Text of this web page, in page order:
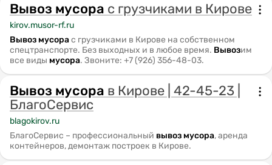
Вывоз мусора с грузчиками в Кирове
kirov.musor-rf.ru
Вывоз мусорас грузчиками в Кирове на собственном
спецтранспорте. Без выходных и в любое время. Вывозим
все виды мусора. Звоните: +7 (926) 356-48-03.
Вывоз мусора в Кирове | 42-45-23 |
БлагоСервис
blagokirov.ru
БлагоСервис – профессиональный вывоз мусора, аренда
контейнеров, демонтаж построек в Кирове.